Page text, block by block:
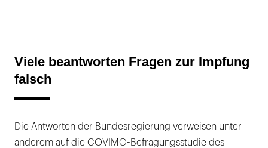
Viele beantworten Fragen zur Impfung
falsch
Die Antworten der Bundesregierung verweisen unter
anderem auf die COVIMO-Befragungsstudie des